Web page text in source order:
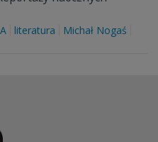
literatura
Michał Nogaś